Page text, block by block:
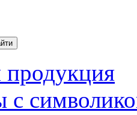
продукция
с